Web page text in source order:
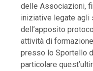
delle Associazioni,
iniziative legate agli
dell’apposito
attività di
presso lo Sportello
particolare